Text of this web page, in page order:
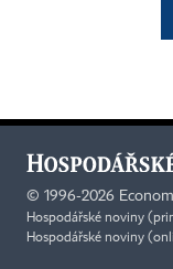
© 1996-2026
Hospodářské noviny
Hospodářské noviny